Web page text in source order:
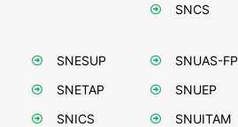
COMMUNIQUÉS
NOS ACTIONS
SNCS
SNESUP
SNETAP
SNICS
SNUAS-FP
SNUEP
SNUITAM